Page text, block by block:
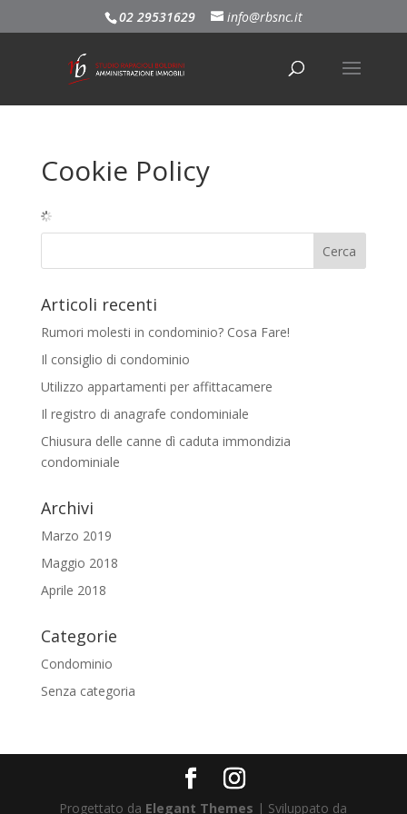
02 29531629 info@rbsnc.it
Cookie Policy
Articoli recenti
Rumori molesti in condominio? Cosa Fare!
Il consiglio di condominio
Utilizzo appartamenti per affittacamere
Il registro di anagrafe condominiale
Chiusura delle canne dì caduta immondizia
condominiale
Archivi
Marzo 2019
Maggio 2018
Aprile 2018
Categorie
Condominio
Senza categoria
Progettato da Elegant Themes | Sviluppato da